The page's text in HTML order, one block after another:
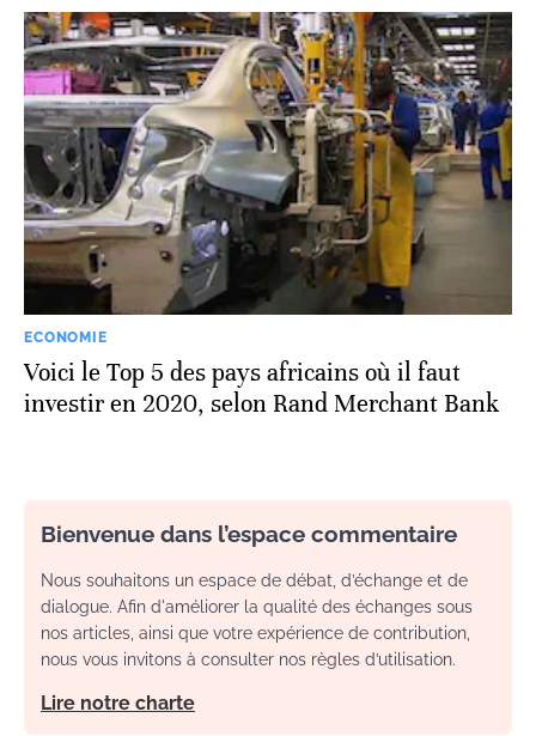
ECONOMIE
Voici le Top 5 des pays africains où il faut
investir en 2020, selon Rand Merchant Bank
Bienvenue dans l’espace commentaire
Nous souhaitons un espace de débat, d’échange et de
dialogue. Afin d'améliorer la qualité des échanges sous
nos articles, ainsi que votre expérience de contribution,
nous vous invitons à consulter nos règles d’utilisation.
Lire notre charte